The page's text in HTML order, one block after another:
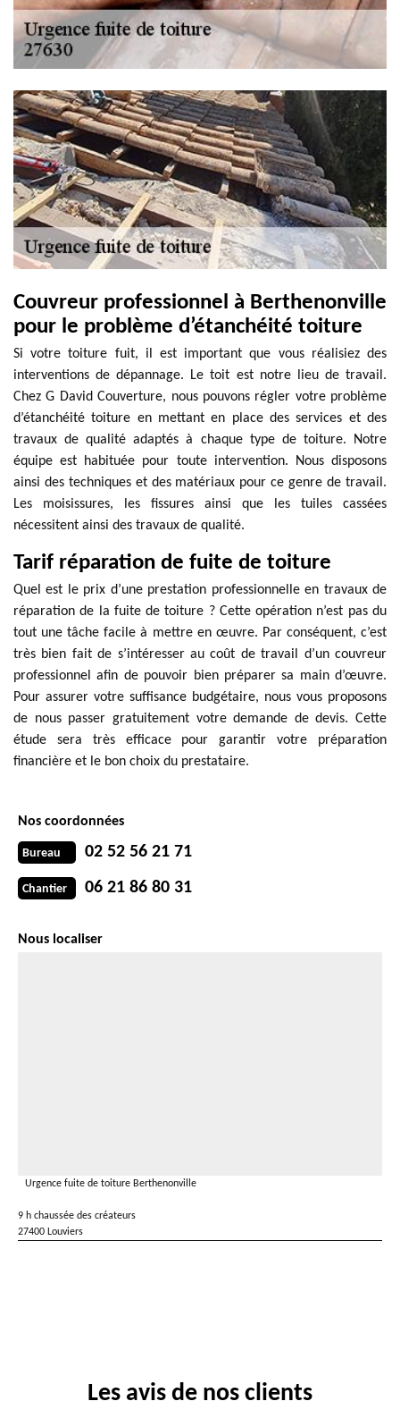
Couvreur professionnel à Berthenonville
pour le problème d’étanchéité toiture
Si votre toiture fuit, il est important que vous réalisiez des
interventions de dépannage. Le toit est notre lieu de travail.
Chez G David Couverture, nous pouvons régler votre problème
d’étanchéité toiture en mettant en place des services et des
travaux de qualité adaptés à chaque type de toiture. Notre
équipe est habituée pour toute intervention. Nous disposons
ainsi des techniques et des matériaux pour ce genre de travail.
Les moisissures, les fissures ainsi que les tuiles cassées
nécessitent ainsi des travaux de qualité.
Tarif réparation de fuite de toiture
Quel est le prix d’une prestation professionnelle en travaux de
réparation de la fuite de toiture ? Cette opération n’est pas du
tout une tâche facile à mettre en œuvre. Par conséquent, c’est
très bien fait de s’intéresser au coût de travail d’un couvreur
professionnel afin de pouvoir bien préparer sa main d’œuvre.
Pour assurer votre suffisance budgétaire, nous vous proposons
de nous passer gratuitement votre demande de devis. Cette
étude sera très efficace pour garantir votre préparation
financière et le bon choix du prestataire.
Nos coordonnées
Bureau 02 52 56 21 71
Chantier 06 21 86 80 31
Nous localiser
Urgence fuite de toiture Berthenonville
9 h chaussée des créateurs
27400 Louviers
Les avis de nos clients